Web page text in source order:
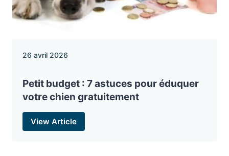
26 avril 2026
Petit budget : 7 astuces pour éduquer
votre chien gratuitement
View Article